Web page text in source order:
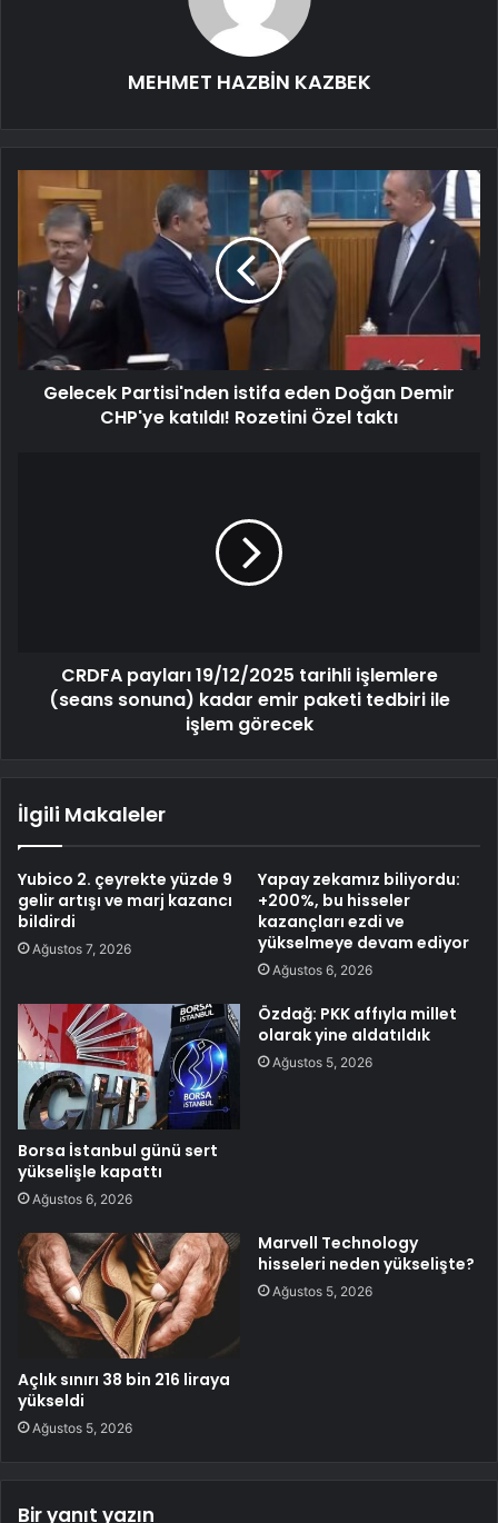
MEHMET HAZBİN KAZBEK
Gelecek Partisi'nden istifa eden Doğan Demir
CHP'ye katıldı! Rozetini Özel taktı
CRDFA payları 19/12/2025 tarihli işlemlere
(seans sonuna) kadar emir paketi tedbiri ile
işlem görecek
İlgili Makaleler
Yubico 2. çeyrekte yüzde 9
gelir artışı ve marj kazancı
bildirdi
Ağustos 7, 2026
Yapay zekamız biliyordu:
+200%, bu hisseler
kazançları ezdi ve
yükselmeye devam ediyor
Ağustos 6, 2026
Borsa İstanbul günü sert
yükselişle kapattı
Ağustos 6, 2026
Özdağ: PKK affıyla millet
olarak yine aldatıldık
Ağustos 5, 2026
Açlık sınırı 38 bin 216 liraya
yükseldi
Ağustos 5, 2026
Marvell Technology
hisseleri neden yükselişte?
Ağustos 5, 2026
Bir yanıt yazın